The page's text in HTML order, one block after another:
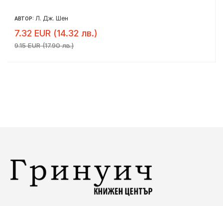
АВТОР: Л. Дж. Шен
7.32 EUR (14.32 лв.)
9.15 EUR (17.90 лв.)